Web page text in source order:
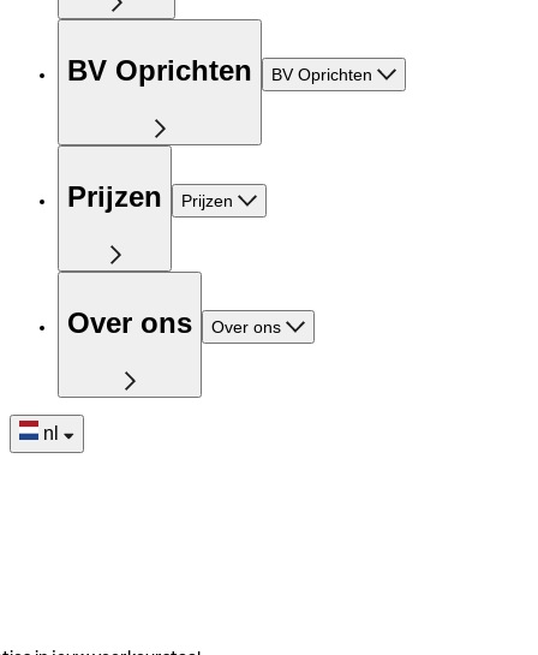
BV Oprichten BV Oprichten
Prijzen Prijzen
Over ons Over ons
nl